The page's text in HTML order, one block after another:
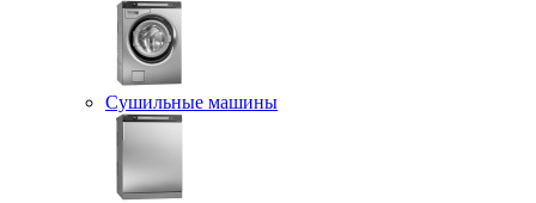
Сушильные машины